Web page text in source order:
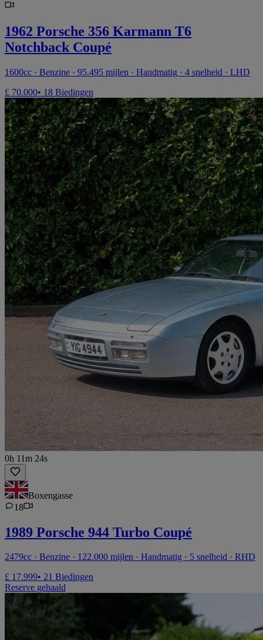
1962 Porsche 356 Karmann T6
Notchback Coupé
1600cc · Benzine · 95.495 mijlen · Handmatig · 4 snelheid · LHD
£ 70.000• 18 Biedingen
0h 11m 24s
Boxengasse
18
1989 Porsche 944 Turbo Coupé
2479cc · Benzine · 122.000 mijlen · Handmatig · 5 snelheid · RHD
£ 17.999• 21 Biedingen
Reserve gehaald